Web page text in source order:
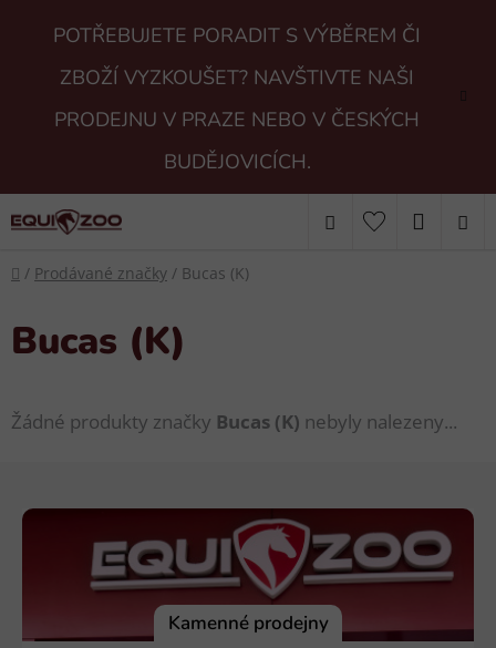
POTŘEBUJETE PORADIT S VÝBĚREM ČI
ZBOŽÍ VYZKOUŠET? NAVŠTIVTE NAŠI
PRODEJNU V PRAZE NEBO V ČESKÝCH
BUDĚJOVICÍCH.
Hledat
Domů
/ Prodávané značky / Bucas (K)
Bucas (K)
Žádné produkty značky Bucas (K) nebyly nalezeny...
Kamenné prodejny